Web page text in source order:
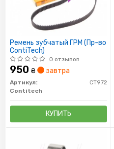
Ремень зубчатый ГРМ (Пр-во
ContiTech)
0 отзывов
950 ₴ завтра
Артикул:
CT972
Contitech
КУПИТЬ